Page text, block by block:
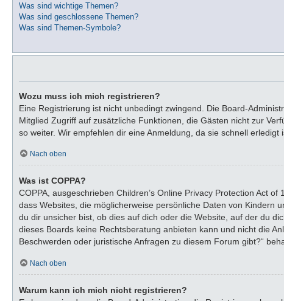
Was sind wichtige Themen?
Was sind geschlossene Themen?
Was sind Themen-Symbole?
Wozu muss ich mich registrieren?
Eine Registrierung ist nicht unbedingt zwingend. Die Board-
Mitglied Zugriff auf zusätzliche Funktionen, die Gästen nicht zur
so weiter. Wir empfehlen dir eine Anmeldung, da sie schnell erledigt
Nach oben
Was ist COPPA?
COPPA, ausgeschrieben Children’s Online Privacy Protection Act
dass Websites, die möglicherweise persönliche Daten von Kindern
du dir unsicher bist, ob dies auf dich oder die Website, auf der du
dieses Boards keine Rechtsberatung anbieten kann und nicht die
Beschwerden oder juristische Anfragen zu diesem Forum gibt?“
Nach oben
Warum kann ich mich nicht registrieren?